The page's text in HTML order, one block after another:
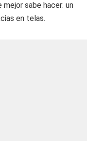
mejor sabe hacer: un
en telas.